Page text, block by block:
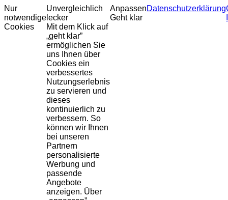
Nur
notwendige
Cookies
Unvergleichlich
lecker
Mit dem Klick auf
„geht klar”
ermöglichen Sie
uns Ihnen über
Cookies ein
verbessertes
Nutzungserlebnis
zu servieren und
dieses
kontinuierlich zu
verbessern. So
können wir Ihnen
bei unseren
Partnern
personalisierte
Werbung und
passende
Angebote
anzeigen. Über
Anpassen
Geht klar
Datenschutzerklärung